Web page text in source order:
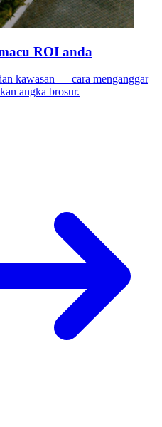
ROI anda
kawasan — cara menganggar
angka brosur.